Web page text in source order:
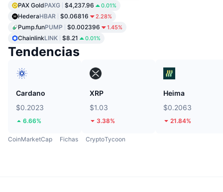
PAX GoldPAXG $4,237.96 0.01%
HederaHBAR $0.06816 2.28%
Pump.funPUMP $0.002396 1.45%
ChainlinkLINK $8.21 0.01%
Tendencias
Cardano
$0.2023
6.66%
XRP
$1.03
3.38%
Heima
$0.2063
21.84%
CoinMarketCap Fichas CryptoTycoon